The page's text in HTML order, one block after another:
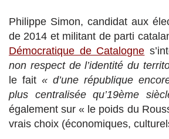
Philippe Simon, candidat aux
de 2014 et militant de parti
Démocratique de Catalogne
non respect de l’identité du
le fait « d’une république
plus centralisée qu’19ème
également sur « le poids du
vrais choix (économiques,